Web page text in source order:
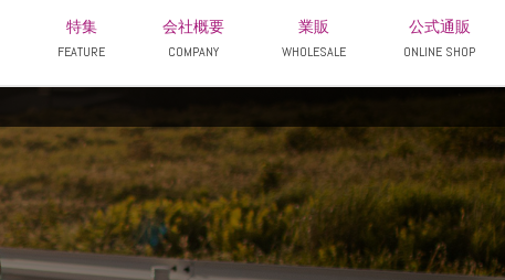
特集
FEATURE
会社概要
COMPANY
業販
WHOLESALE
公式通販
ONLINE SHOP